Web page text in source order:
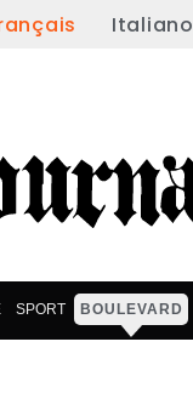
Italiano
SPORT BOULEVARD